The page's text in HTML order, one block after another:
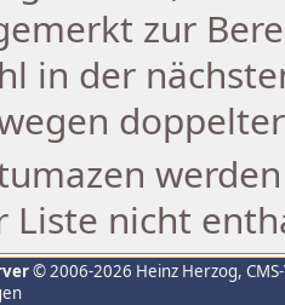
zur
in der
Liste nicht
© 2006-2026 Heinz Herzog,